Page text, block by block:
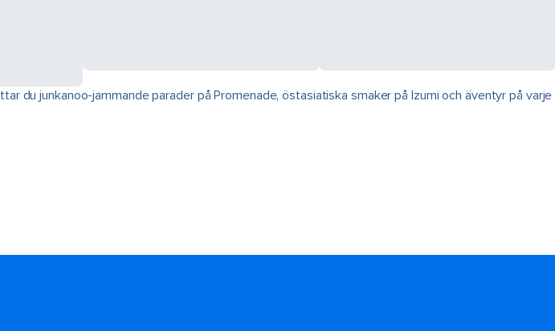
du junkanoo-jammande parader på Promenade, östasiatiska smaker på Izumi och äventyr på varje